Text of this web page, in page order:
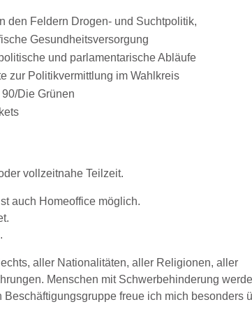
den Feldern Drogen- und Suchtpolitik,
Gesundheitsversorgung
und parlamentarische Abläufe
zur Politikvermittlung im Wahlkreis
Die Grünen
vollzeitnahe Teilzeit.
auch Homeoffice möglich.
aller Nationalitäten, aller Religionen, aller
Menschen mit Schwerbehinderung
freue ich mich besonders